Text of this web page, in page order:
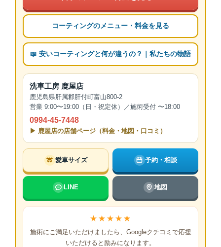
コーティングのメニュー・料金を見る
📖 安いコーティングと何が違うの？｜私たちの物語
洗車工房 鹿屋店
鹿児島県肝属郡肝付町富山800-2
営業 9:00〜19:00（日・祝定休）／施術受付 〜18:00
0994-45-7448
▶ 鹿屋店の店舗ページ（料金・地図・口コミ）
愛車サイズ 予約・相談
LINE 地図
★★★★★
施術にご満足いただけましたら、Googleクチコミで応援
いただけると励みになります。